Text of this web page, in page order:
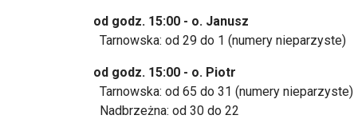
od godz. 15:00 - o. Janusz
Tarnowska: od 29 do 1 (numery nieparzyste)
od godz. 15:00 - o. Piotr
Tarnowska: od 65 do 31 (numery nieparzyste)
Nadbrzeżna: od 30 do 22